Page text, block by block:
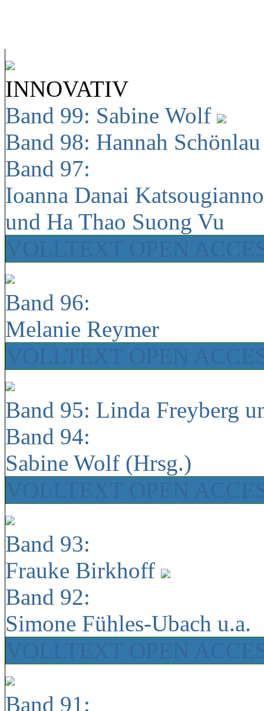
INNOVATIV
Band 99: Sabine Wolf
Band 98: Hannah
Band 97:
Ioanna Danai
und Ha Thao Suong Vu
Band 96:
Melanie Reymer
Band 95: Linda Freyberg
Band 94:
Sabine Wolf (Hrsg.)
Band 93:
Frauke Birkhoff
Band 92:
Simone Fühles-Ubach u.a.
Band 91: